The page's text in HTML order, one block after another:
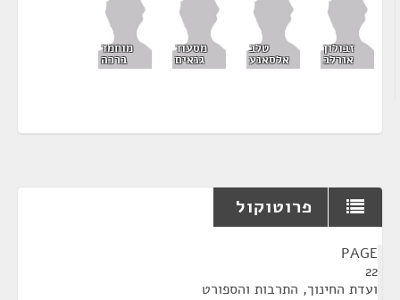
זבולון
אורלב
טלב
אלסאנע
מסעוד
גנאים
מוחמד
ברכה
פרוטוקול
PAGE
22
ועדת החינוך, התרבות והספורט